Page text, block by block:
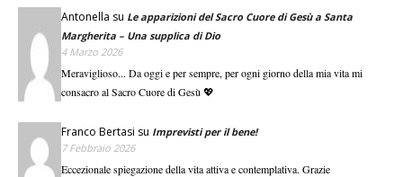
Antonella su Le apparizioni del Sacro Cuore di Gesù a Santa
Margherita – Una supplica di Dio
4 Marzo 2026
Meraviglioso... Da oggi e per sempre, per ogni giorno della mia vita mi
consacro al Sacro Cuore di Gesù 💖
Franco Bertasi su Imprevisti per il bene!
7 Febbraio 2026
Eccezionale spiegazione della vita attiva e contemplativa. Grazie